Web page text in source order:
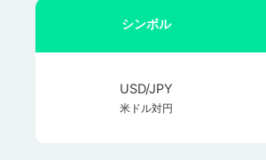
シンボル
USD/JPY
米ドル対円